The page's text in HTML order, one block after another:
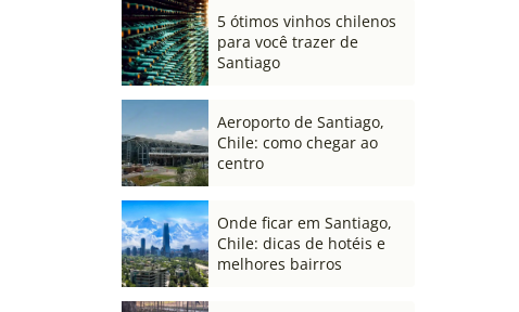
5 ótimos vinhos chilenos
para você trazer de
Santiago
Aeroporto de Santiago,
Chile: como chegar ao
centro
Onde ficar em Santiago,
Chile: dicas de hotéis e
melhores bairros